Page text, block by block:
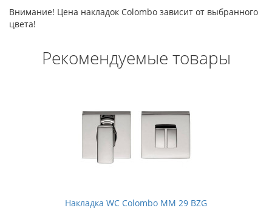
Внимание! Цена накладок Colombo зависит от выбранного
цвета!
Рекомендуемые товары
Накладка WC Colombo MM 29 BZG